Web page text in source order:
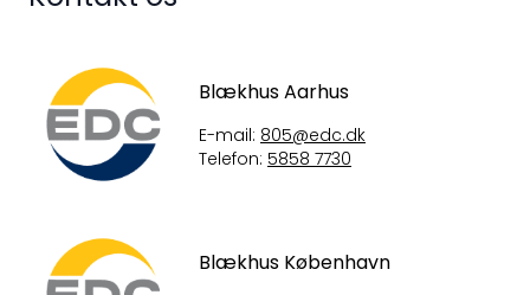
Blækhus Aarhus
E-mail: 805@edc.dk
Telefon: 5858 7730
Blækhus København